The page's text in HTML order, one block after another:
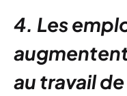
4. Les
au travail de